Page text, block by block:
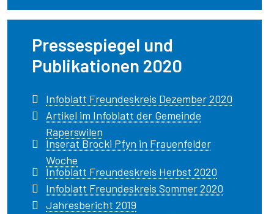
Pressespiegel und
Publikationen 2020
Infoblatt Freundeskreis Dezember 2020
Artikel im Infoblatt der Gemeinde
Raperswilen
Inserat Brocki Pfyn in Frauenfelder
Woche
Infoblatt Freundeskreis Herbst 2020
Infoblatt Freundeskreis Sommer 2020
Jahresbericht 2019